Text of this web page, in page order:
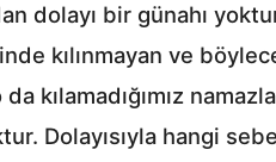
dolayı bir günahı
kılınmayan ve
kılamadığımız
Dolayısıyla hangi